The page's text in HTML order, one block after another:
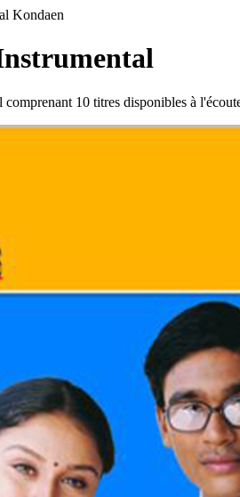
Kondaen
10 titres disponibles à